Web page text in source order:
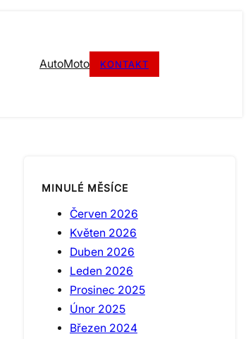
AutoMoto KONTAKT
MINULÉ MĚSÍCE
Červen 2026
Květen 2026
Duben 2026
Leden 2026
Prosinec 2025
Únor 2025
Březen 2024